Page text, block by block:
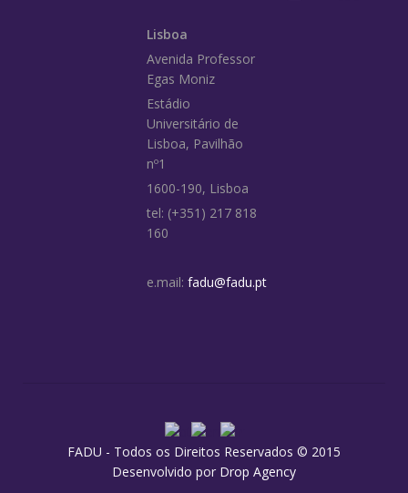
Lisboa
Avenida Professor
Egas Moniz
Estádio
Universitário de
Lisboa, Pavilhão
nº1
1600-190, Lisboa
tel: (+351) 217 818
160
e.mail: fadu@fadu.pt
FADU - Todos os Direitos Reservados © 2015
Desenvolvido por Drop Agency